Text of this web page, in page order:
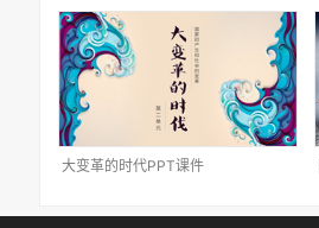
大变革的时代PPT课件